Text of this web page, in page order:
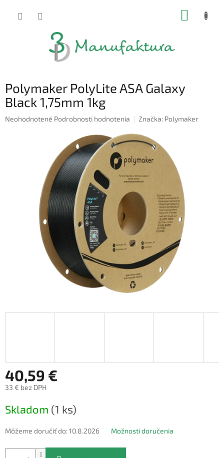
Polymaker PolyLite ASA Galaxy
Black 1,75mm 1kg
Priemerné
Neohodnotené Podrobnosti hodnotenia Značka: Polymaker
40,59 €
33 € bez DPH
cena:
Skladom (1 ks)
Môžeme doručiť do:10.8.2026 Možnosti doručenia